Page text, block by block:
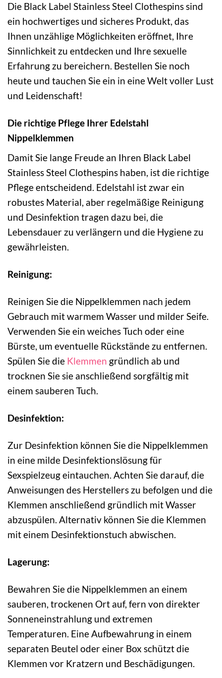
Die Black Label Stainless Steel Clothespins sind
ein hochwertiges und sicheres Produkt, das
Ihnen unzählige Möglichkeiten eröffnet, Ihre
Sinnlichkeit zu entdecken und Ihre sexuelle
Erfahrung zu bereichern. Bestellen Sie noch
heute und tauchen Sie ein in eine Welt voller Lust
und Leidenschaft!
Die richtige Pflege Ihrer Edelstahl
Nippelklemmen
Damit Sie lange Freude an Ihren Black Label
Stainless Steel Clothespins haben, ist die richtige
Pflege entscheidend. Edelstahl ist zwar ein
robustes Material, aber regelmäßige Reinigung
und Desinfektion tragen dazu bei, die
Lebensdauer zu verlängern und die Hygiene zu
gewährleisten.
Reinigung:
Reinigen Sie die Nippelklemmen nach jedem
Gebrauch mit warmem Wasser und milder Seife.
Verwenden Sie ein weiches Tuch oder eine
Bürste, um eventuelle Rückstände zu entfernen.
Spülen Sie die Klemmen gründlich ab und
trocknen Sie sie anschließend sorgfältig mit
einem sauberen Tuch.
Desinfektion:
Zur Desinfektion können Sie die Nippelklemmen
in eine milde Desinfektionslösung für
Sexspielzeug eintauchen. Achten Sie darauf, die
Anweisungen des Herstellers zu befolgen und die
Klemmen anschließend gründlich mit Wasser
abzuspülen. Alternativ können Sie die Klemmen
mit einem Desinfektionstuch abwischen.
Lagerung:
Bewahren Sie die Nippelklemmen an einem
sauberen, trockenen Ort auf, fern von direkter
Sonneneinstrahlung und extremen
Temperaturen. Eine Aufbewahrung in einem
separaten Beutel oder einer Box schützt die
Klemmen vor Kratzern und Beschädigungen.